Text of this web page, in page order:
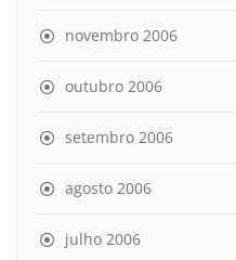
novembro 2006
outubro 2006
setembro 2006
agosto 2006
julho 2006